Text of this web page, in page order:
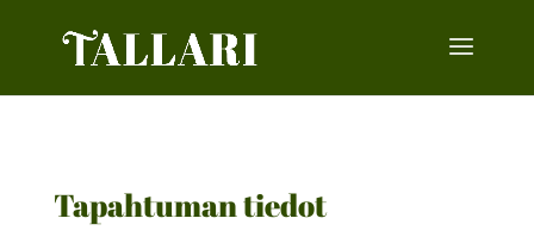
Tapahtuman tiedot